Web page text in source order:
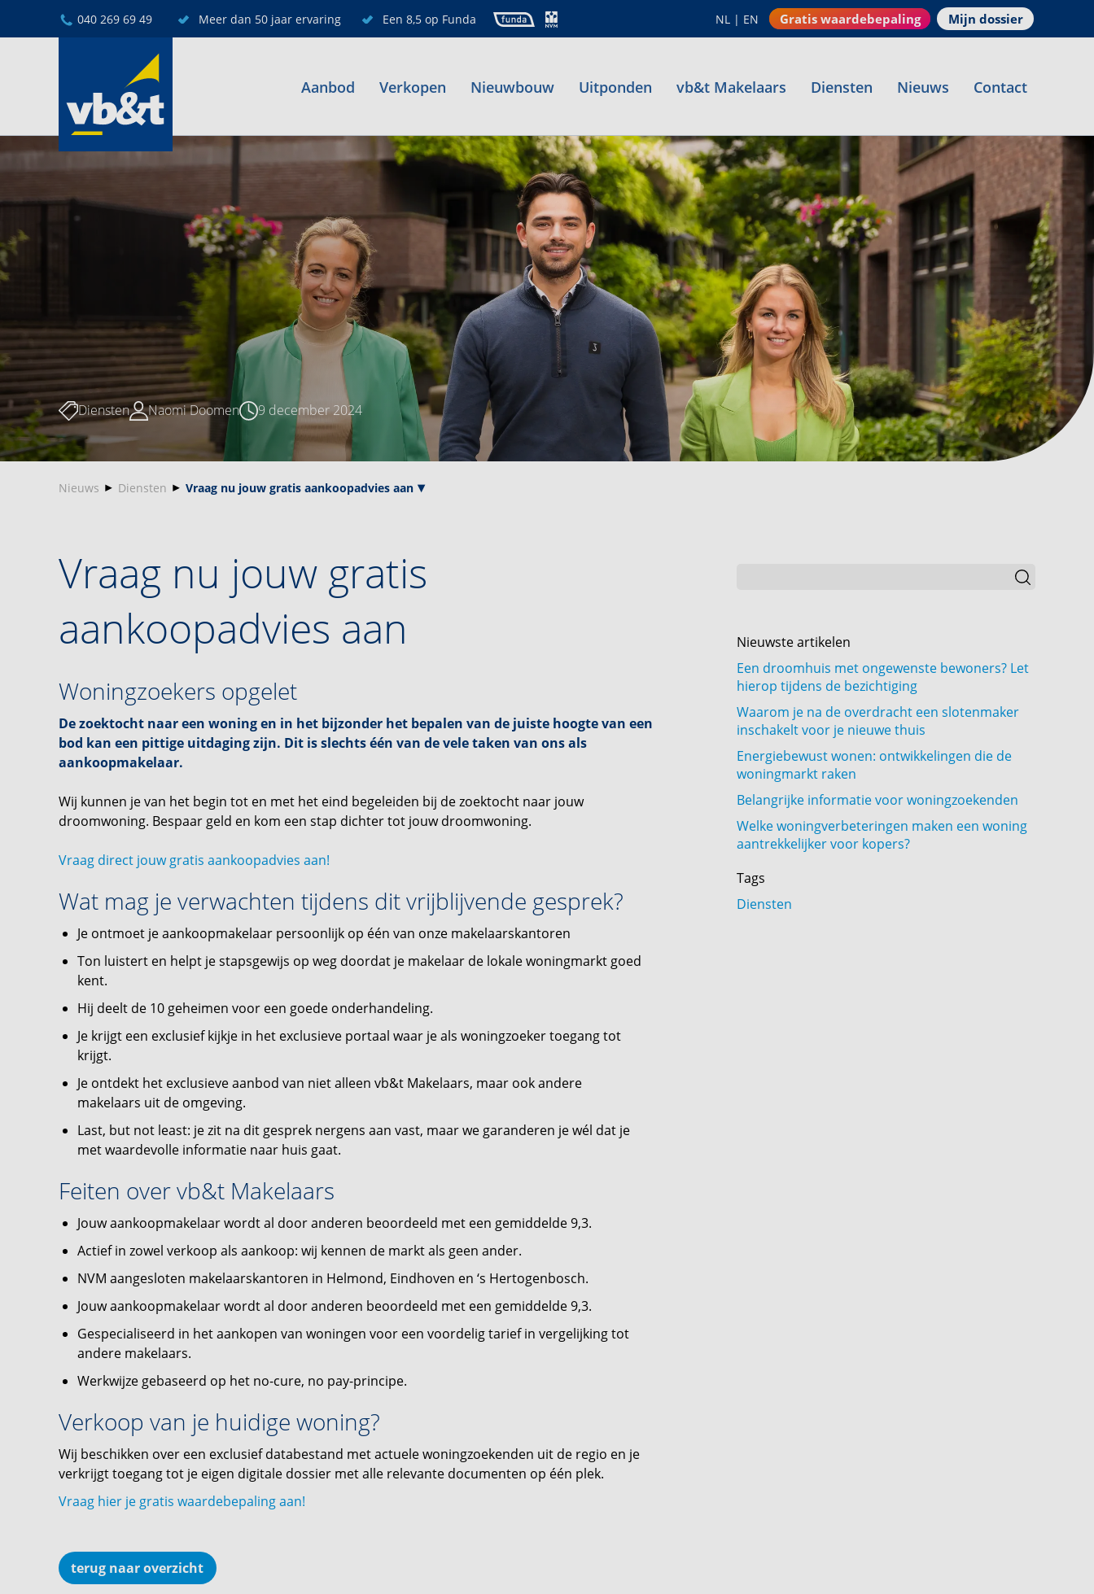
040 269 69 49 Meer dan 50 jaar ervaring Een 8,5 op Funda NL | EN Gratis waardebepaling Mijn dossier
Aanbod Verkopen Nieuwbouw Uitponden vb&t Makelaars Diensten Nieuws Contact
Diensten Naomi Doomen 9 december 2024
Nieuws Diensten Vraag nu jouw gratis aankoopadvies aan
Vraag nu jouw gratis
aankoopadvies aan
Woningzoekers opgelet
De zoektocht naar een woning en in het bijzonder het bepalen van de juiste hoogte van een
bod kan een pittige uitdaging zijn. Dit is slechts één van de vele taken van ons als
aankoopmakelaar.
Wij kunnen je van het begin tot en met het eind begeleiden bij de zoektocht naar jouw
droomwoning. Bespaar geld en kom een stap dichter tot jouw droomwoning.
Vraag direct jouw gratis aankoopadvies aan!
Wat mag je verwachten tijdens dit vrijblijvende gesprek?
Je ontmoet je aankoopmakelaar persoonlijk op één van onze makelaarskantoren
Ton luistert en helpt je stapsgewijs op weg doordat je makelaar de lokale woningmarkt goed
kent.
Hij deelt de 10 geheimen voor een goede onderhandeling.
Je krijgt een exclusief kijkje in het exclusieve portaal waar je als woningzoeker toegang tot
krijgt.
Je ontdekt het exclusieve aanbod van niet alleen vb&t Makelaars, maar ook andere
makelaars uit de omgeving.
Last, but not least: je zit na dit gesprek nergens aan vast, maar we garanderen je wél dat je
met waardevolle informatie naar huis gaat.
Feiten over vb&t Makelaars
Jouw aankoopmakelaar wordt al door anderen beoordeeld met een gemiddelde 9,3.
Actief in zowel verkoop als aankoop: wij kennen de markt als geen ander.
NVM aangesloten makelaarskantoren in Helmond, Eindhoven en ‘s Hertogenbosch.
Jouw aankoopmakelaar wordt al door anderen beoordeeld met een gemiddelde 9,3.
Gespecialiseerd in het aankopen van woningen voor een voordelig tarief in vergelijking tot
andere makelaars.
Werkwijze gebaseerd op het no-cure, no pay-principe.
Verkoop van je huidige woning?
Wij beschikken over een exclusief databestand met actuele woningzoekenden uit de regio en je
verkrijgt toegang tot je eigen digitale dossier met alle relevante documenten op één plek.
Vraag hier je gratis waardebepaling aan!
terug naar overzicht
Nieuwste artikelen
Een droomhuis met ongewenste bewoners? Let
hierop tijdens de bezichtiging
Waarom je na de overdracht een slotenmaker
inschakelt voor je nieuwe thuis
Energiebewust wonen: ontwikkelingen die de
woningmarkt raken
Belangrijke informatie voor woningzoekenden
Welke woningverbeteringen maken een woning
aantrekkelijker voor kopers?
Tags
Diensten